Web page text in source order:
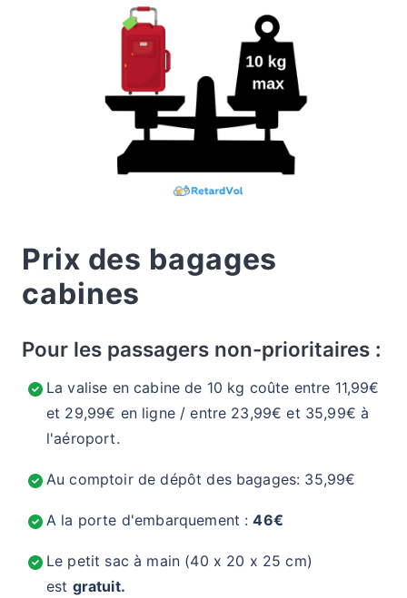
Prix des bagages
cabines
Pour les passagers non-prioritaires :
La valise en cabine de 10 kg coûte entre 11,99€
et 29,99€ en ligne / entre 23,99€ et 35,99€ à
l'aéroport.
Au comptoir de dépôt des bagages: 35,99€
A la porte d'embarquement :46€
Le petit sac à main (40 x 20 x 25 cm)
est gratuit.